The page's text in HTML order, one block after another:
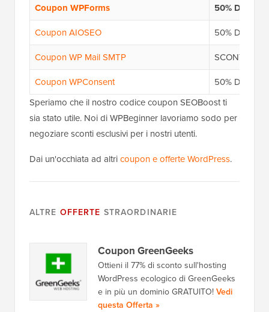
Coupon WPForms
50% DI
Coupon AIOSEO
50% DI
Coupon WP Mail SMTP
SCONTO DI
Coupon WPConsent
50% DI
Speriamo che il nostro codice coupon SEOBoost ti
sia stato utile. Noi di WPBeginner lavoriamo sodo per
negoziare sconti esclusivi per i nostri utenti.
Dai un'occhiata ad altricoupon e offerte WordPress.
ALTRE OFFERTE STRAORDINARIE
Coupon GreenGeeks
Ottieni il 77% di sconto sull'hosting
WordPress ecologico di GreenGeeks
e in più un dominio GRATUITO!Vedi
questa Offerta »